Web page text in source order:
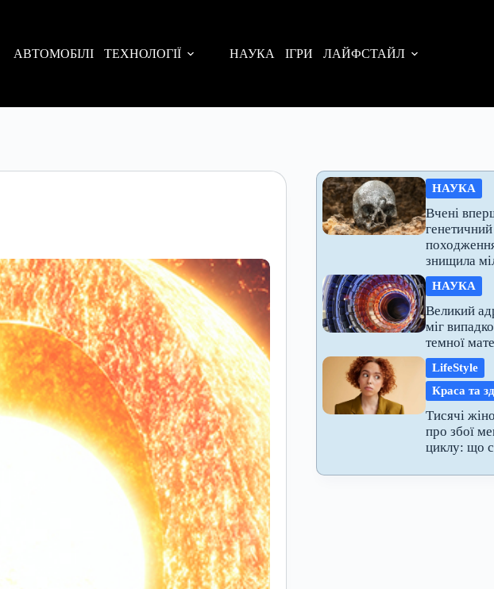
АВТОМОБІЛІ ТЕХНОЛОГІЇ НАУКА ІГРИ ЛАЙФСТАЙЛ
НАУКА
Вчені
знищила
НАУКА
Великий
міг
темної
LifeStyle
Краса та
Тисячі
про збої
циклу: що